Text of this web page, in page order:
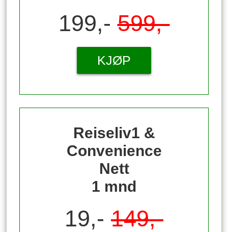
199,-599,-
KJØP
Reiseliv1 &
Convenience
Nett
1 mnd
19,- 149,-